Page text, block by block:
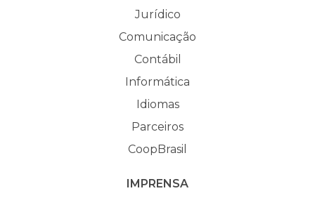
Jurídico
Comunicação
Contábil
Informática
Idiomas
Parceiros
CoopBrasil
IMPRENSA